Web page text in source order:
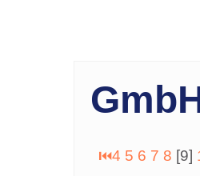
⏮4 5 6 7 8 [9]